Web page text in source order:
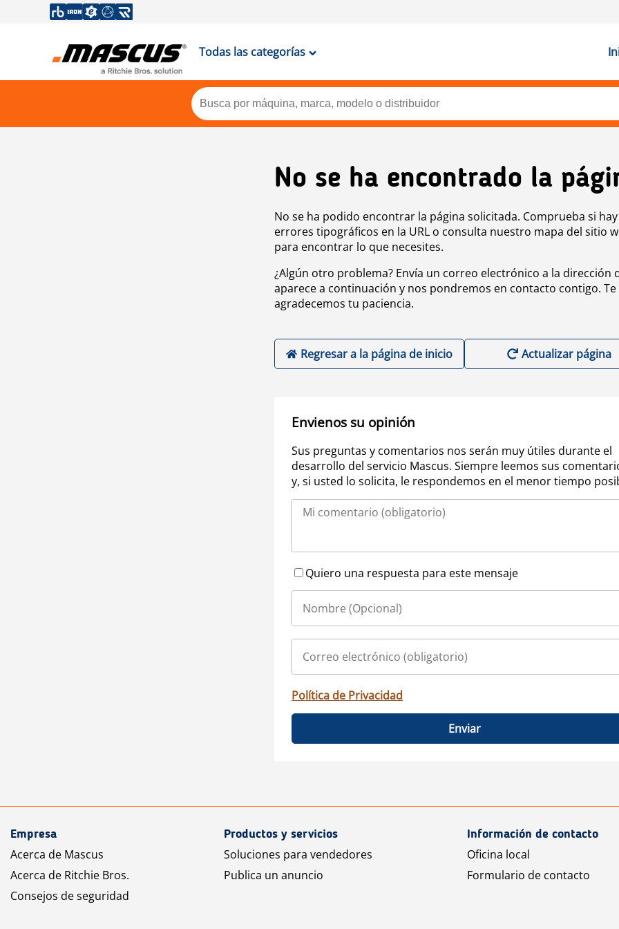
Todas las categorías
No se ha encontrado la
No se ha podido encontrar la página solicitada. Comprueba si hay
errores tipográficos en la URL o consulta nuestro mapa del sitio
para encontrar lo que necesites.
¿Algún otro problema? Envía un correo electrónico a la dirección
aparece a continuación y nos pondremos en contacto contigo. Te
agradecemos tu paciencia.
Regresar a la página de inicio Actualizar página
Envienos su opinión
Sus preguntas y comentarios nos serán muy útiles durante el
desarrollo del servicio Mascus. Siempre leemos sus
y, si usted lo solicita, le respondemos en el menor tiempo
Quiero una respuesta para este mensaje
Política de Privacidad
Enviar
Empresa
Acerca de Mascus
Acerca de Ritchie Bros.
Consejos de seguridad
Productos y servicios
Soluciones para vendedores
Publica un anuncio
Información de contacto
Oficina local
Formulario de contacto